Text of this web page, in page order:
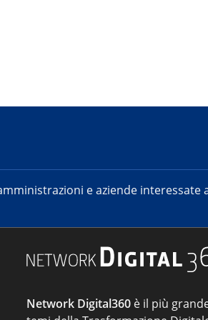
e aziende
Network Digital360 è il più